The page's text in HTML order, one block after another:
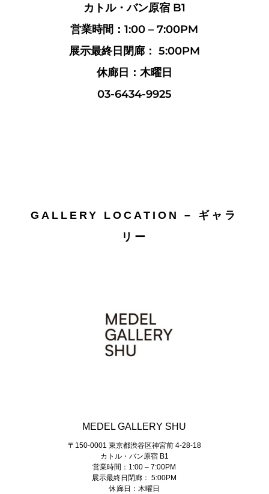
カトル・バン原宿 B1
営業時間：1:00 – 7:00PM
展示最終日閉廊： 5:00PM
休廊日：木曜日
03-6434-9925
GALLERY LOCATION – ギャラ
リー
MEDEL GALLERY SHU
〒150-0001 東京都渋谷区神宮前 4-28-18
カトル・バン原宿 B1
営業時間：1:00 – 7:00PM
展示最終日閉廊： 5:00PM
休廊日：木曜日